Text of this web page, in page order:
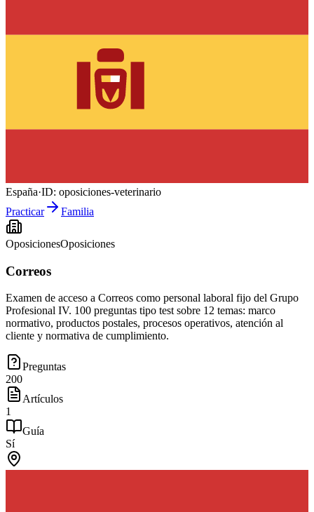
España·ID: oposiciones-veterinario
Practicar
Familia
OposicionesOposiciones
Correos
Examen de acceso a Correos como personal laboral fijo del Grupo
Profesional IV. 100 preguntas tipo test sobre 12 temas: marco
normativo, productos postales, procesos operativos, atención al
cliente y normativa de cumplimiento.
Preguntas
200
Artículos
1
Guía
Sí